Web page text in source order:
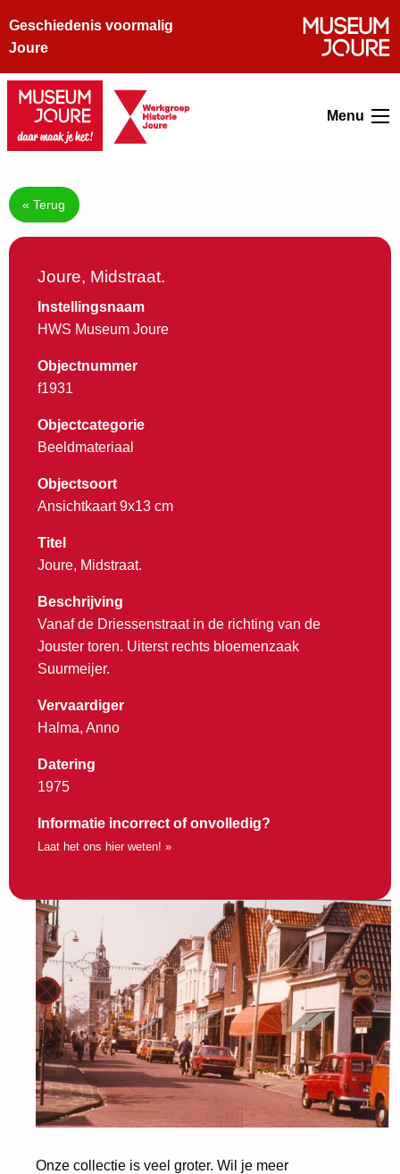
Geschiedenis voormalig
Joure
Menu
« Terug
Joure, Midstraat.
Instellingsnaam
HWS Museum Joure
Objectnummer
f1931
Objectcategorie
Beeldmateriaal
Objectsoort
Ansichtkaart 9x13 cm
Titel
Joure, Midstraat.
Beschrijving
Vanaf de Driessenstraat in de richting van de
Jouster toren. Uiterst rechts bloemenzaak
Suurmeijer.
Vervaardiger
Halma, Anno
Datering
1975
Informatie incorrect of onvolledig?
Laat het ons hier weten! »
Onze collectie is veel groter. Wil je meer